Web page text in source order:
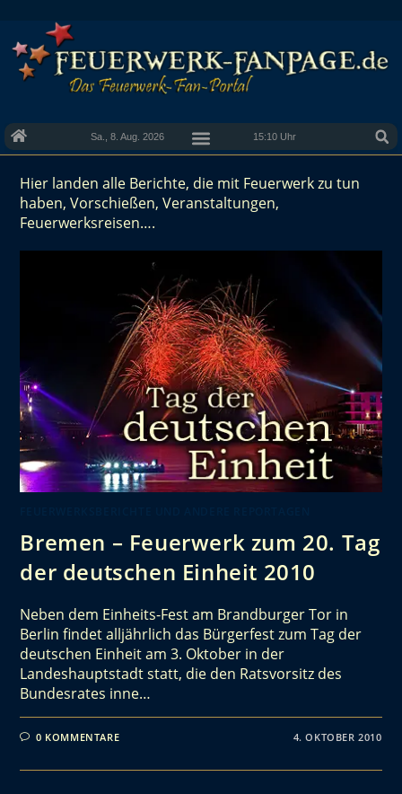
Sa., 8. Aug. 2026 15:10 Uhr
Hier landen alle Berichte, die mit Feuerwerk zu tun
haben, Vorschießen, Veranstaltungen,
Feuerwerksreisen….
Bremen – Feuerwerk zum 20. Tag
der deutschen Einheit 2010
Neben dem Einheits-Fest am Brandburger Tor in
Berlin findet alljährlich das Bürgerfest zum Tag der
deutschen Einheit am 3. Oktober in der
Landeshauptstadt statt, die den Ratsvorsitz des
Bundesrates inne…
0 KOMMENTARE 4. OKTOBER 2010